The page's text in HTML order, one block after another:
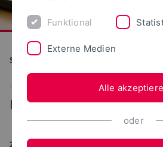
S(kim) - Service Kommunikation
... WebPortale
28.06.2023
Funktional
Externe Medien
Alle
oder